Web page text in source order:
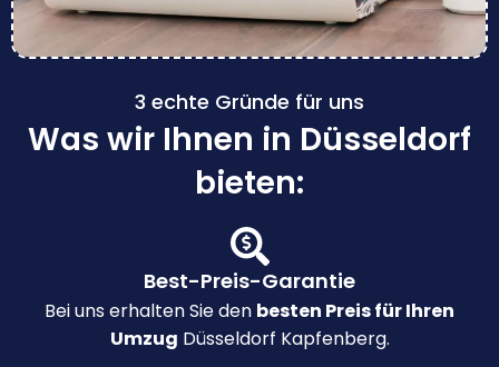
3 echte Gründe für uns
Was wir Ihnen in Düsseldorf
bieten:
Best-Preis-Garantie
Bei uns erhalten Sie den besten Preis für Ihren
Umzug Düsseldorf Kapfenberg.